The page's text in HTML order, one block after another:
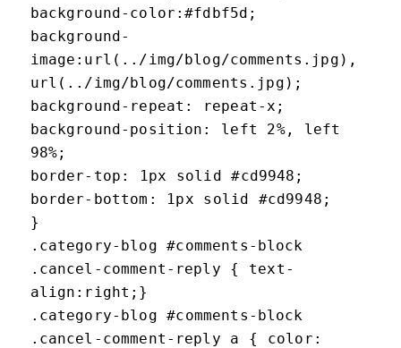
background-color:#fdbf5d;
background-
image:url(../img/blog/comments.jpg),
url(../img/blog/comments.jpg);
background-repeat: repeat-x;
background-position: left 2%, left
98%;
border-top: 1px solid #cd9948;
border-bottom: 1px solid #cd9948;
}
.category-blog #comments-block
.cancel-comment-reply { text-
align:right;}
.category-blog #comments-block
.cancel-comment-reply a { color: